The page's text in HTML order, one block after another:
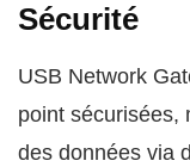
Sécurité
USB Network
point sécurisées,
des données via